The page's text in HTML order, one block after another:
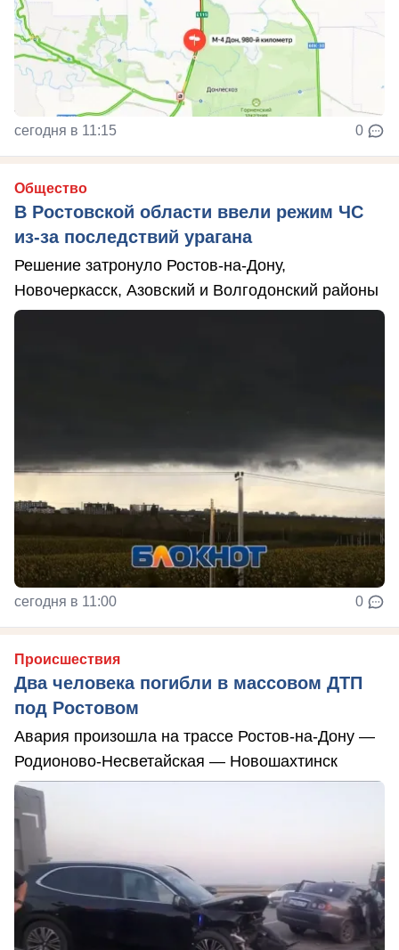
сегодня в 11:15 0
Общество
В Ростовской области ввели режим ЧС
из-за последствий урагана
Решение затронуло Ростов-на-Дону,
Новочеркасск, Азовский и Волгодонский районы
сегодня в 11:00 0
Происшествия
Два человека погибли в массовом ДТП
под Ростовом
Авария произошла на трассе Ростов-на-Дону —
Родионово-Несветайская — Новошахтинск